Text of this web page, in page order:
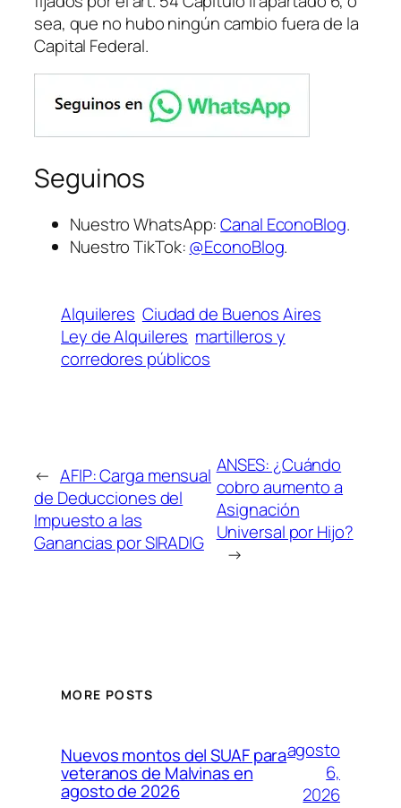
sea, que no hubo ningún cambio fuera de la
Capital Federal.
Seguinos
Nuestro WhatsApp:Canal EconoBlog.
Nuestro TikTok:@EconoBlog.
Alquileres Ciudad de Buenos Aires
Ley de Alquileres martilleros y
corredores públicos
← AFIP: Carga mensual
de Deducciones del
Impuesto a las
Ganancias por SIRADIG
ANSES: ¿Cuándo
cobro aumento a
Asignación
Universal por Hijo?
→
MORE POSTS
Nuevos montos del SUAF para
veteranos de Malvinas en
agosto de 2026
agosto
6,
2026